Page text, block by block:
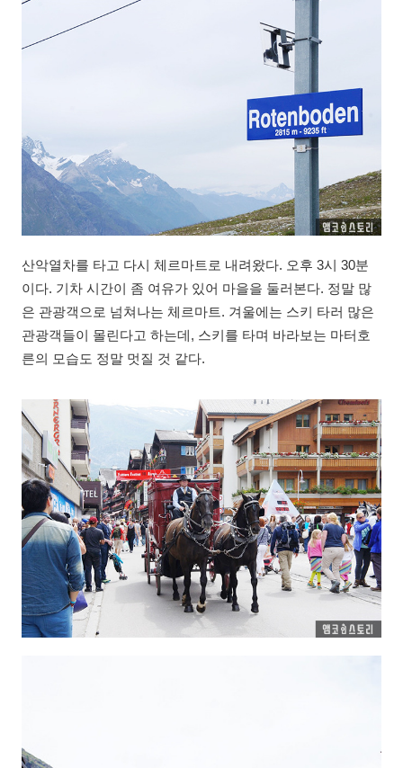
산악열차를 타고 다시 체르마트로 내려왔다. 오후 3시 30분
이다. 기차 시간이 좀 여유가 있어 마을을 둘러본다. 정말 많
은 관광객으로 넘쳐나는 체르마트. 겨울에는 스키 타러 많은
관광객들이 몰린다고 하는데, 스키를 타며 바라보는 마터호
른의 모습도 정말 멋질 것 같다.